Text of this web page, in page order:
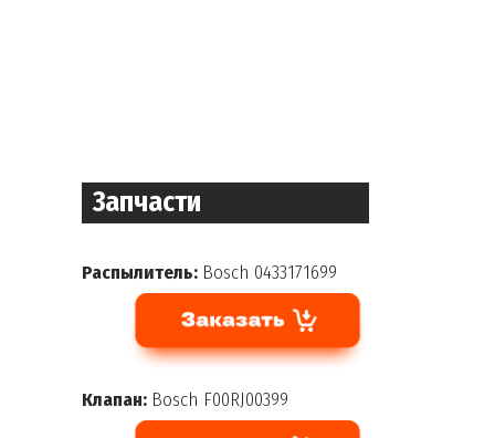
Клапан: Bosch F00RJ00399
Распылитель: Bosch 0433171699
Запчасти